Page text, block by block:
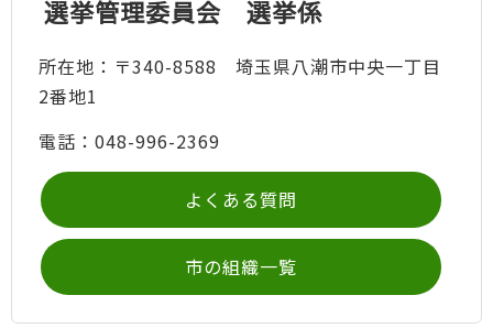
選挙管理委員会 選挙係
所在地：〒340-8588 埼玉県八潮市中央一丁目
2番地1
電話：048-996-2369
よくある質問
市の組織一覧